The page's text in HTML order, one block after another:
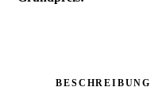
BESCHREIBUNG